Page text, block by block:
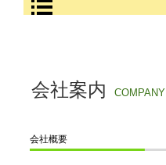
会社案内 COMPANY
会社概要